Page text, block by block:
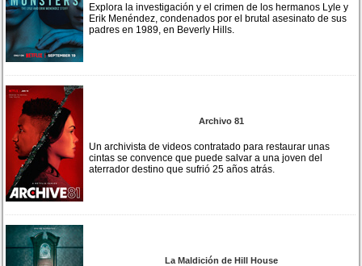
Explora la investigación y el crimen de los hermanos Lyle y
Erik Menéndez, condenados por el brutal asesinato de sus
padres en 1989, en Beverly Hills.
Archivo 81
Un archivista de videos contratado para restaurar unas
cintas se convence que puede salvar a una joven del
aterrador destino que sufrió 25 años atrás.
La Maldición de Hill House